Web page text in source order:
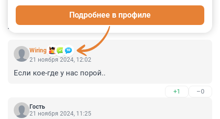
КОММЕНТАРИИ 27
Wiring
Подробнее в профиле
21 ноября 2024, 12:02
Если кое-где у нас порой..
+1 –0
Гость
21 ноября 2024, 11:25